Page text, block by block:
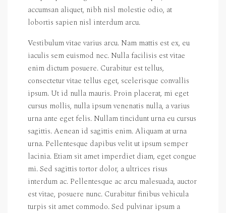
accumsan aliquet, nibh nisl molestie odio, at
lobortis sapien nisl interdum arcu.
Vestibulum vitae varius arcu. Nam mattis est ex, eu
iaculis sem euismod nec. Nulla facilisis est vitae
enim dictum posuere. Curabitur est tellus,
consectetur vitae tellus eget, scelerisque convallis
ipsum. Ut id nulla mauris. Proin placerat, mi eget
cursus mollis, nulla ipsum venenatis nulla, a varius
urna ante eget felis. Nullam tincidunt urna eu cursus
sagittis. Aenean id sagittis enim. Aliquam at urna
urna. Pellentesque dapibus velit ut ipsum semper
lacinia. Etiam sit amet imperdiet diam, eget congue
mi. Sed sagittis tortor dolor, a ultrices risus
interdum ac. Pellentesque ac arcu malesuada, auctor
est vitae, posuere nunc. Curabitur finibus vehicula
turpis sit amet commodo. Sed pulvinar ipsum a